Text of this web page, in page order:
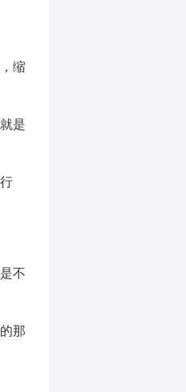
缩
是
不
那